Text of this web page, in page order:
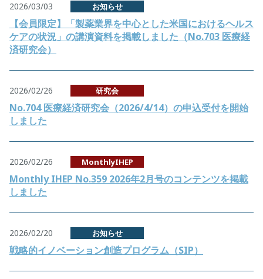
2026/03/03 お知らせ
【会員限定】「製薬業界を中心とした米国におけるヘルス
ケアの状況」の講演資料を掲載しました（No.703 医療経
済研究会）
2026/02/26 研究会
No.704 医療経済研究会（2026/4/14）の申込受付を開始
しました
2026/02/26 MonthlyIHEP
Monthly IHEP No.359 2026年2月号のコンテンツを掲載
しました
2026/02/20 お知らせ
戦略的イノベーション創造プログラム（SIP）